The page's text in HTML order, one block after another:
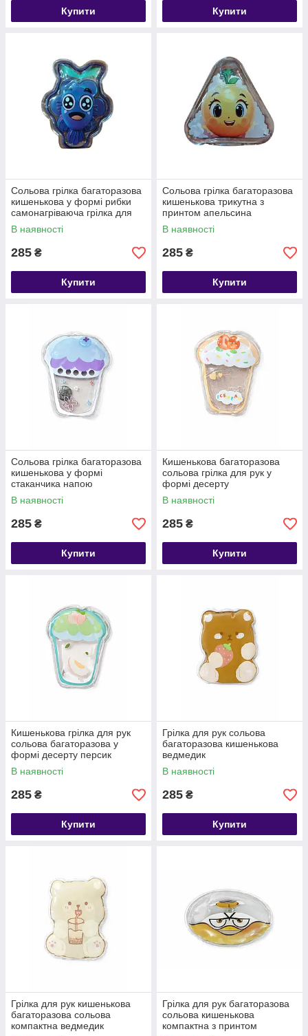
Купити Купити
Сольова грілка багаторазова
кишенькова у формі рибки
самонагріваюча грілка для
рук
В наявності
285 ₴
Купити
Сольова грілка багаторазова
кишенькова трикутна з
принтом апельсина
самонагріваюча грілка для
рук
В наявності
285 ₴
Купити
Сольова грілка багаторазова
кишенькова у формі
стаканчика напою
самонагріваюча грілка для
рук
В наявності
285 ₴
Купити
Кишенькова багаторазова
сольова грілка для рук у
формі десерту
В наявності
285 ₴
Купити
Кишенькова грілка для рук
сольова багаторазова у
формі десерту персик
В наявності
285 ₴
Купити
Грілка для рук сольова
багаторазова кишенькова
ведмедик
В наявності
285 ₴
Купити
Грілка для рук кишенькова
багаторазова сольова
компактна ведмедик
Грілка для рук багаторазова
сольова кишенькова
компактна з принтом